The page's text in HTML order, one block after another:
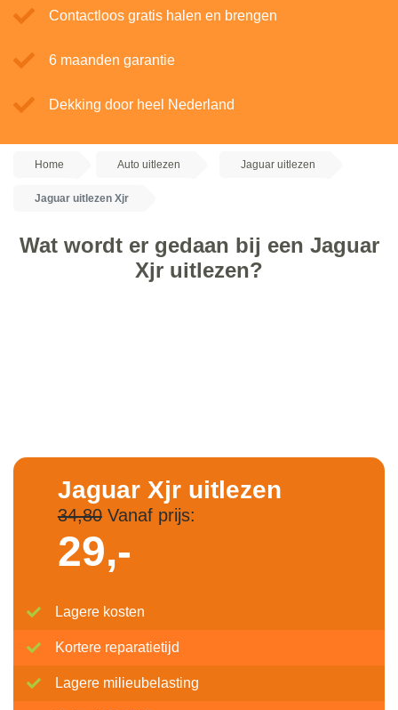
Contactloos gratis halen en brengen
6 maanden garantie
Dekking door heel Nederland
Home Auto uitlezen Jaguar uitlezen
Jaguar uitlezen Xjr
Wat wordt er gedaan bij een Jaguar
Xjr uitlezen?
Jaguar Xjr uitlezen
34,80Vanaf prijs:
29,-
Lagere kosten
Kortere reparatietijd
Lagere milieubelasting